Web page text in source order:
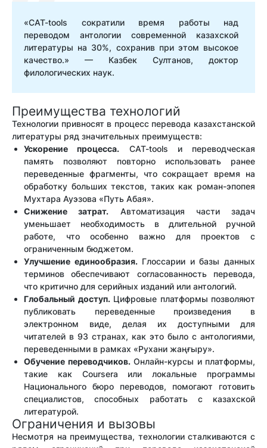
«CAT-tools сократили время работы над
переводом антологии современной казахской
литературы на 30%, сохранив при этом высокое
качество.» — Казбек Султанов, доктор
филологических наук.
Преимущества технологий
Технологии привносят в процесс перевода казахстанской
литературы ряд значительных преимуществ:
Ускорение процесса. CAT-tools и переводческая
память позволяют повторно использовать ранее
переведенные фрагменты, что сокращает время на
обработку больших текстов, таких как роман-эпопея
Мухтара Ауэзова «Путь Абая».
Снижение затрат. Автоматизация части задач
уменьшает необходимость в длительной ручной
работе, что особенно важно для проектов с
ограниченным бюджетом.
Улучшение единообразия.Глоссарии и базы данных
терминов обеспечивают согласованность перевода,
что критично для серийных изданий или антологий.
Глобальный доступ.Цифровые платформы позволяют
публиковать переведенные произведения в
электронном виде, делая их доступными для
читателей в 93 странах, как это было с антологиями,
переведенными в рамках «Рухани жаңғыру».
Обучение переводчиков.Онлайн-курсы и платформы,
такие как Coursera или локальные программы
Национального бюро переводов, помогают готовить
специалистов, способных работать с казахской
литературой.
Ограничения и вызовы
Несмотря на преимущества, технологии сталкиваются с